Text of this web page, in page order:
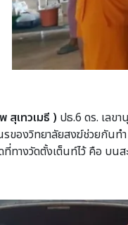
เทวเมธี ) ปธ.6 ดร. เลข
ของวิทยาลัยสงฆ์ช่วยกันท
ที่ทางวัดตั้งเต็นท์ไว้ คือ บ